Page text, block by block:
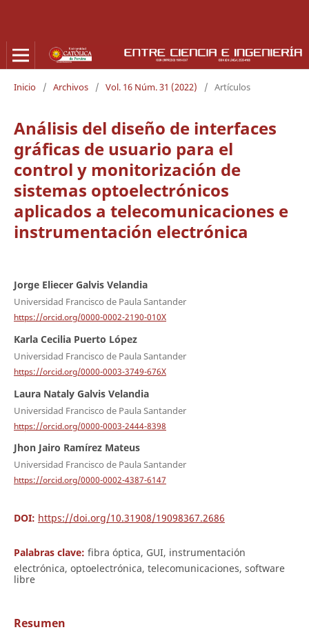
Inicio / Archivos / Vol. 16 Núm. 31 (2022) / Artículos
Análisis del diseño de interfaces
gráficas de usuario para el
control y monitorización de
sistemas optoelectrónicos
aplicados a telecomunicaciones e
instrumentación electrónica
Jorge Eliecer Galvis Velandia
Universidad Francisco de Paula Santander
https://orcid.org/0000-0002-2190-010X
Karla Cecilia Puerto López
Universidad Francisco de Paula Santander
https://orcid.org/0000-0003-3749-676X
Laura Nataly Galvis Velandia
Universidad Francisco de Paula Santander
https://orcid.org/0000-0003-2444-8398
Jhon Jairo Ramírez Mateus
Universidad Francisco de Paula Santander
https://orcid.org/0000-0002-4387-6147
DOI: https://doi.org/10.31908/19098367.2686
Palabras clave: fibra óptica, GUI, instrumentación
electrónica, optoelectrónica, telecomunicaciones, software
libre
Resumen